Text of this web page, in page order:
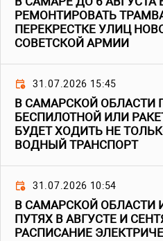
РЕМОНТИРОВАТЬ
ПЕРЕКРЕСТКЕ УЛИЦ
СОВЕТСКОЙ АРМИИ
31.07.2026 15:45
В САМАРСКОЙ ОБЛАСТИ
БЕСПИЛОТНОЙ ИЛИ
БУДЕТ ХОДИТЬ НЕ
ВОДНЫЙ ТРАНСПОРТ
31.07.2026 10:54
В САМАРСКОЙ ОБЛАСТИ
ПУТЯХ В АВГУСТЕ И
РАСПИСАНИЕ